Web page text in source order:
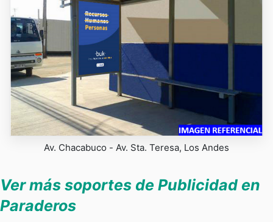
Av. Chacabuco - Av. Sta. Teresa, Los Andes
Ver más soportes de Publicidad en
Paraderos